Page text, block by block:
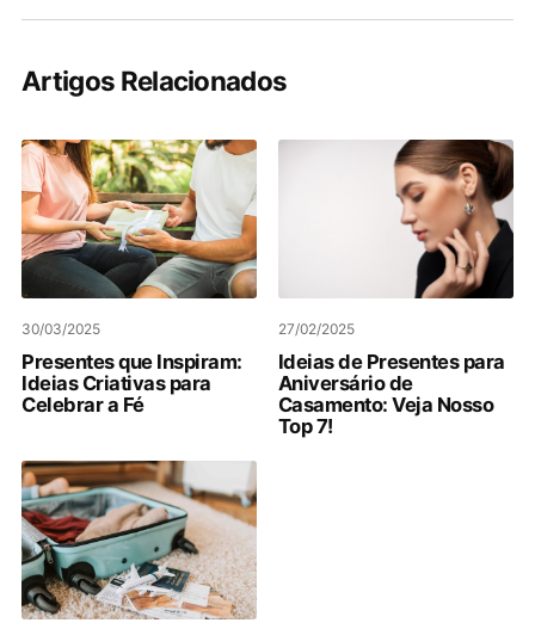
Artigos Relacionados
30/03/2025
Presentes que Inspiram:
Ideias Criativas para
Celebrar a Fé
27/02/2025
Ideias de Presentes para
Aniversário de
Casamento: Veja Nosso
Top 7!